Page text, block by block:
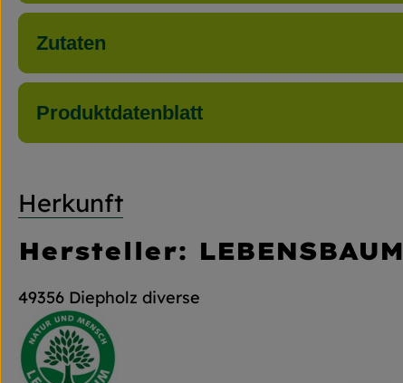
Zutaten
Produktdatenblatt
Herkunft
Hersteller: LEBENSBAUM
49356 Diepholz diverse